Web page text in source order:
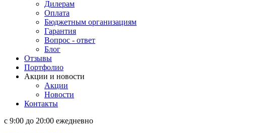
Дилерам
Оплата
Бюджетным организациям
Гарантия
Вопрос - ответ
Блог
Отзывы
Портфолио
Акции и новости
Акции
Новости
Контакты
c 9:00 до 20:00 ежедневно